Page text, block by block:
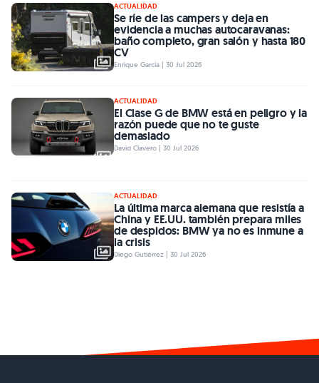
ACTUALIDAD
Se ríe de las campers y deja en
evidencia a muchas autocaravanas:
baño completo, gran salón y hasta 180
CV
Enrique García | 30 Jul 2026
ACTUALIDAD
El Clase G de BMW está en peligro y la
razón puede que no te guste
demasiado
David Clavero | 30 Jul 2026
ACTUALIDAD
La última marca alemana que resistía a
China y EE.UU. también prepara miles
de despidos: BMW ya no es inmune a
la crisis
Diego Gutiérrez | 30 Jul 2026